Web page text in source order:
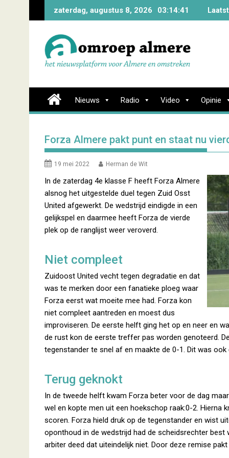
zaterdag, augustus 8, 2026 03:14:42
Nieuws Radio Video Opinie
Forza Almere pakt punt en staat nu
19 mei 2022 Herman de Wit
In de zaterdag 4e klasse F heeft Forza Almere
alsnog het uitgestelde duel tegen Zuid Osst
United afgewerkt. De wedstrijd eindigde in een
gelijkspel en daarmee heeft Forza de vierde
plek op de ranglijst weer veroverd.
Niet compleet
Zuidoost United vecht tegen degradatie en dat
was te merken door een fanatieke ploeg waar
Forza eerst wat moeite mee had. Forza kon
niet compleet aantreden en moest dus
improviseren. De eerste helft ging het op en neer en
de rust kon de eerste treffer pas worden genoteerd.
tegenstander te snel af en maakte de 0-1. Dit was ook
Terug geknokt
In de tweede helft kwam Forza beter voor de dag
wel en kopte men uit een hoekschop raak:0-2. Hierna
scoren. Forza hield druk op de tegenstander en wist
oponthoud in de wedstrijd had de scheidsrechter best
arbiter deed dat uiteindelijk niet. Door deze remise